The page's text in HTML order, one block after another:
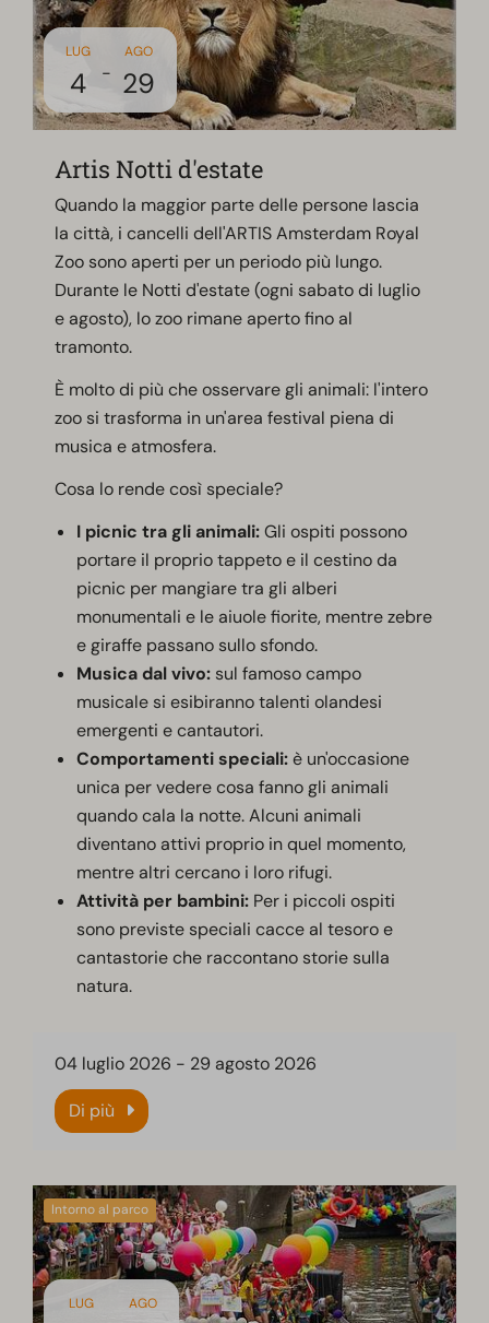
LUG
4 -
AGO
29
Artis Notti d'estate
Quando la maggior parte delle persone lascia
la città, i cancelli dell'ARTIS Amsterdam Royal
Zoo sono aperti per un periodo più lungo.
Durante le Notti d'estate (ogni sabato di luglio
e agosto), lo zoo rimane aperto fino al
tramonto.
È molto di più che osservare gli animali: l'intero
zoo si trasforma in un'area festival piena di
musica e atmosfera.
Cosa lo rende così speciale?
I picnic tra gli animali:Gli ospiti possono
portare il proprio tappeto e il cestino da
picnic per mangiare tra gli alberi
monumentali e le aiuole fiorite, mentre zebre
e giraffe passano sullo sfondo.
Musica dal vivo: sul famoso campo
musicale si esibiranno talenti olandesi
emergenti e cantautori.
Comportamenti speciali:è un'occasione
unica per vedere cosa fanno gli animali
quando cala la notte. Alcuni animali
diventano attivi proprio in quel momento,
mentre altri cercano i loro rifugi.
Attività per bambini: Per i piccoli ospiti
sono previste speciali cacce al tesoro e
cantastorie che raccontano storie sulla
natura.
04 luglio 2026 - 29 agosto 2026
Di più
Intorno al parco
LUG AGO